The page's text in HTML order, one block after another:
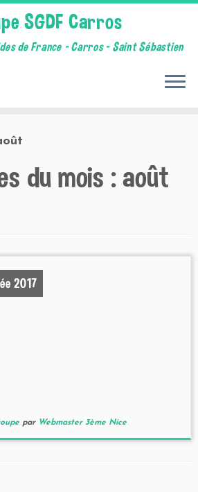
SGDF Carros
de France – Carros – Saint Sébastien
du mois :août
2017
par Webmaster 3ème Nice